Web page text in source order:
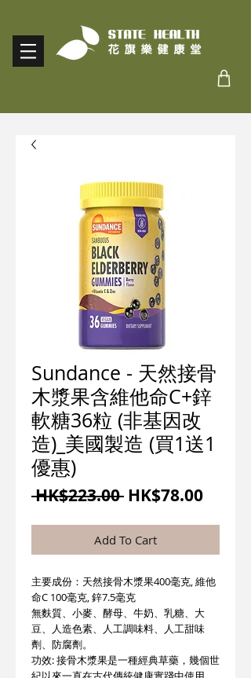
Sundance - 天然接骨
木漿果含維他命C+鋅
軟糖36粒 (非基因改
造)_美國製造 (買1送1
優惠)
HK$223.00 一
價
格
HK$78.00促
格
Add To Cart
主要成份：天然接骨木漿果400毫克, 維他
命C 100毫克, 鋅7.5毫克
無麩質、小麥、酵母、牛奶、乳糖、大
豆、人造色素、人工調味料、人工甜味
劑、防腐劑。
功效: 接骨木漿果是一種經典草藥，幾個世